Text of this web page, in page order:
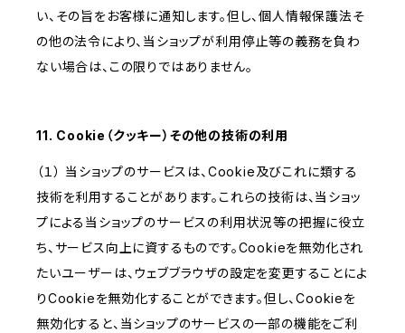
い、その旨をお客様に通知します。但し、個人情報保護法そ
の他の法令により、当ショップが利用停止等の義務を負わ
ない場合は、この限りではありません。
11. Cookie（クッキー）その他の技術の利用
（１） 当ショップのサービスは、Cookie及びこれに類する
技術を利用することがあります。これらの技術は、当ショッ
プによる当ショップのサービスの利用状況等の把握に役立
ち、サービス向上に資するものです。Cookieを無効化され
たいユーザーは、ウェブブラウザの設定を変更することによ
りCookieを無効化することができます。但し、Cookieを
無効化すると、当ショップのサービスの一部の機能をご利